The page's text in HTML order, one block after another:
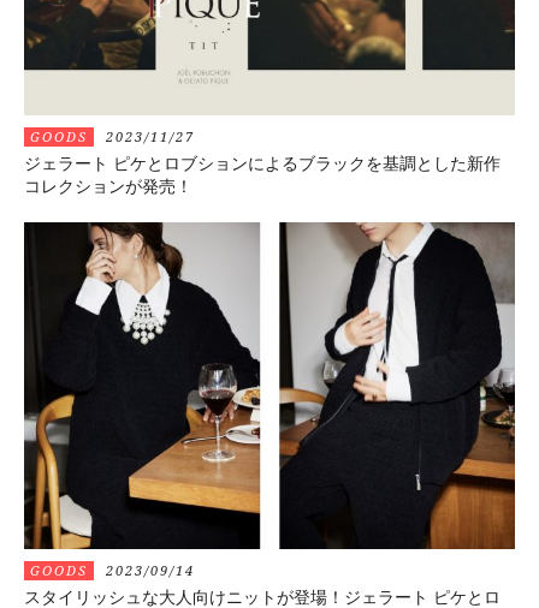
GOODS 2023/11/27
ジェラート ピケとロブションによるブラックを基調とした新作
コレクションが発売！
GOODS 2023/09/14
スタイリッシュな大人向けニットが登場！ジェラート ピケとロ